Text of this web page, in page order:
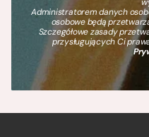
Administratorem danych
osobowe będą
Szczegółowe zasady
przysługujących Ci